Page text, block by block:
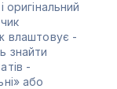
влаштовує -
знайти
-
або